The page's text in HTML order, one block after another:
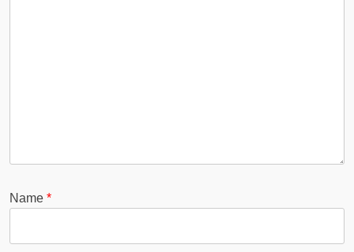
Name *